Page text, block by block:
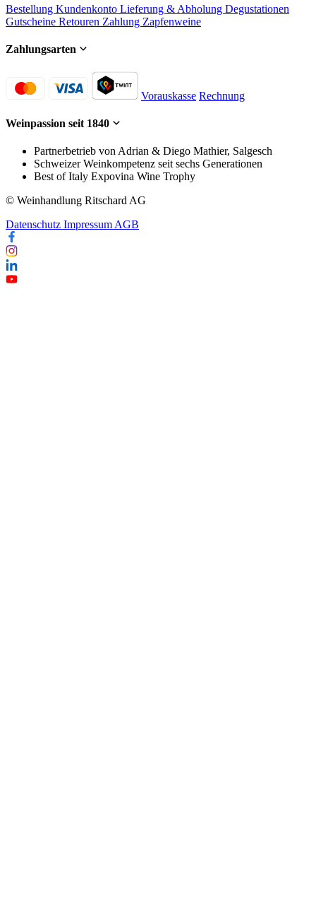
Bestellung Kundenkonto Lieferung & Abholung Degustationen
Gutscheine Retouren Zahlung Zapfenweine
Zahlungsarten
Vorauskasse Rechnung
Weinpassion seit 1840
Partnerbetrieb von Adrian & Diego Mathier, Salgesch
Schweizer Weinkompetenz seit sechs Generationen
Best of Italy Expovina Wine Trophy
© Weinhandlung Ritschard AG
Datenschutz Impressum AGB